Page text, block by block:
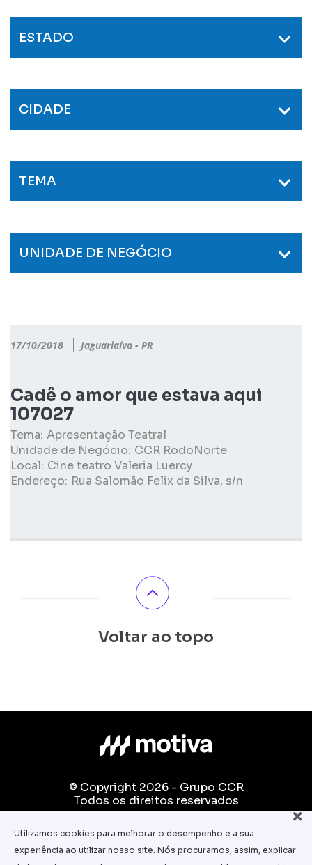
ESTADO
CIDADE
TEMA
UNIDADE DE NEGÓCIO
17/10/2018 Jaguariaíva - PR
Cadê o amor que estava aqui
107027
Tema: Apresentação Teatral
Unidade de Negócio: CCR RodoNorte
Local: Cine teatro Valeria Luercy
Endereço: Rua Salomão Felix da Silva, s/n
Voltar ao topo
© Copyright 2026 - Grupo CCR
Todos os direitos reservados
Fale conosco:
equipe.pedagogica@motiva.com.br
Utilizamos cookies para melhorar o desempenho e a sua
experiência ao utilizar nosso site. Nós procuramos, assim, explicar